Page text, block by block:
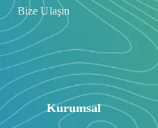
Bize Ulaşın
Kurumsal